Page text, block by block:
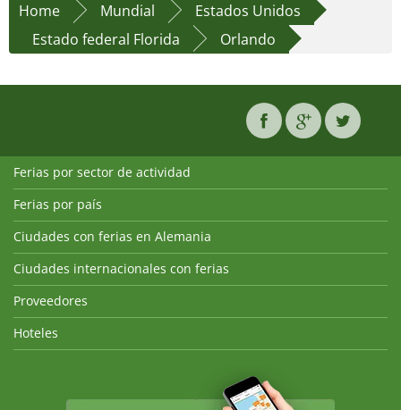
Home Mundial
Estados Unidos
Estado federal Florida
Orlando
Ferias por sector de actividad
Ferias por país
Ciudades con ferias en Alemania
Ciudades internacionales con ferias
Proveedores
Hoteles